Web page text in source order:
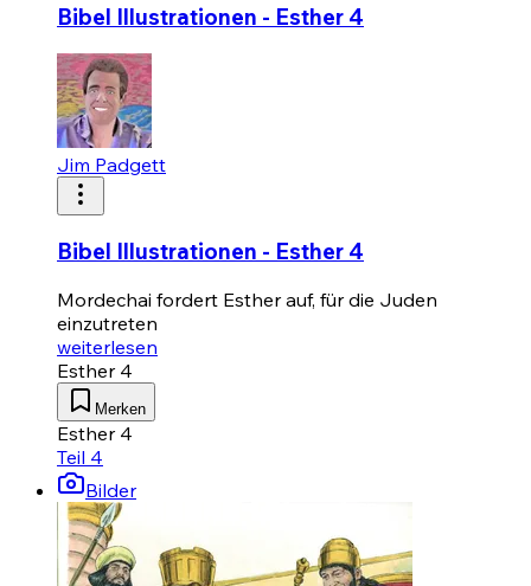
Bibel Illustrationen - Esther 4
Jim Padgett
Bibel Illustrationen - Esther 4
Mordechai fordert Esther auf, für die Juden
einzutreten
weiterlesen
Esther 4
Merken
Esther 4
Teil 4
Bilder